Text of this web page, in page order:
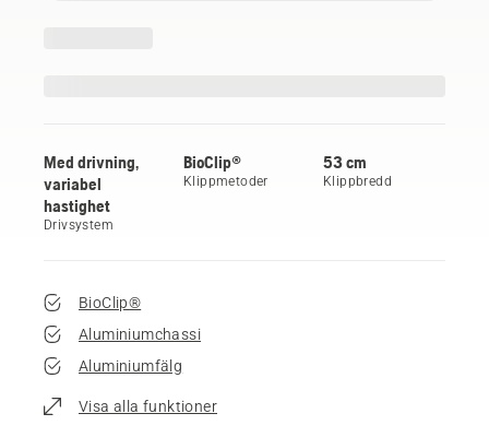
Med drivning,
variabel
hastighet
Drivsystem
BioClip®
Klippmetoder
53 cm
Klippbredd
BioClip®
Aluminiumchassi
Aluminiumfälg
Visa alla funktioner